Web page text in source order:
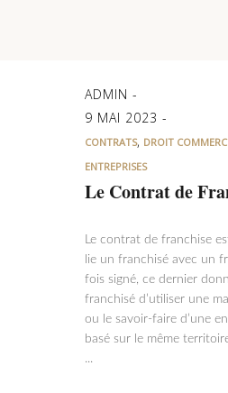
ADMIN
9 MAI 2023
CONTRATS, DROIT
ENTREPRISES
Le Contrat de
Le contrat de franchise
lie un franchisé avec un
fois signé, ce dernier
franchisé d’utiliser une
ou le savoir-faire d’une
basé sur le même